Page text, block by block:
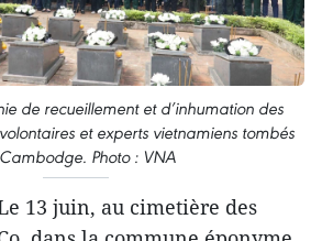
de recueillement et d’inhumation des
et experts vietnamiens tombés
Photo : VNA
13 juin, au cimetière des